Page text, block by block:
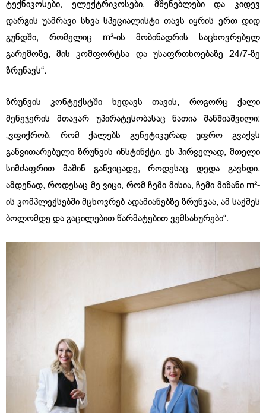
ტექნიკოსები, ელექტრიკოსები, მშენებლები და კიდევ
დარგის უამრავი სხვა სპეციალისტი თავს იყრის ერთ დიდ
გუნდში, რომელიც m²-ის მობინადრის საცხოვრებელ
გარემოზე, მის კომფორტსა და უსაფრთხოებაზე 24/7-ზე
ზრუნავს“.
ზრუნვის კონტექსტში ხედავს თავის, როგორც ქალი
მენეჯერის მთავარ უპირატესობასაც ნათია შანშიაშვილი:
„ვფიქრობ, რომ ქალებს გენეტიკურად უფრო გვაქვს
განვითარებული ზრუნვის ინსტინქტი. ეს პირველად, მთელი
სიმძაფრით მაშინ განვიცადე, როდესაც დედა გავხდი.
ამდენად, როდესაც მე ვიცი, რომ ჩემი მისია, ჩემი მიზანი m²-
ის კომპლექსებში მცხოვრებ ადამიანებზე ზრუნვაა, ამ საქმეს
ბოლომდე და გაცილებით წარმატებით ვემსახურები“.